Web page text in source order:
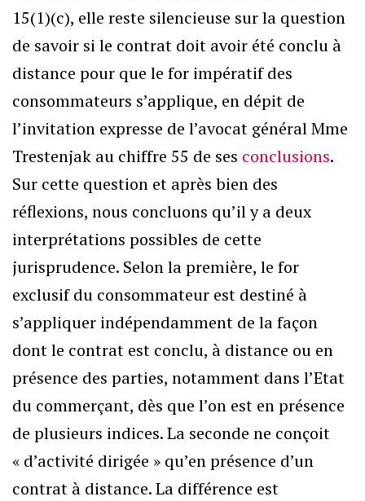
15(1)(c), elle reste silencieuse sur la question
de savoir si le contrat doit avoir été conclu à
distance pour que le for impératif des
consommateurs s’applique, en dépit de
l’invitation expresse de l’avocat général Mme
Trestenjak au chiffre 55 de ses conclusions.
Sur cette question et après bien des
réflexions, nous concluons qu’il y a deux
interprétations possibles de cette
jurisprudence. Selon la première, le for
exclusif du consommateur est destiné à
s’appliquer indépendamment de la façon
dont le contrat est conclu, à distance ou en
présence des parties, notamment dans l’Etat
du commerçant, dès que l’on est en présence
de plusieurs indices. La seconde ne conçoit
« d’activité dirigée » qu’en présence d’un
contrat à distance. La différence est